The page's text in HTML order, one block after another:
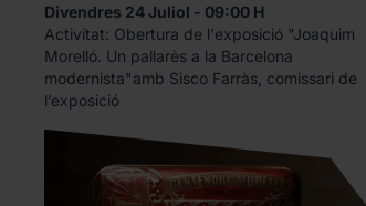
Divendres 24 Juliol - 09:00 H
Activitat: Obertura de l'exposició "Joaquim
Morelló. Un pallarès a la Barcelona
modernista"amb Sisco Farràs, comissari de
l’exposició